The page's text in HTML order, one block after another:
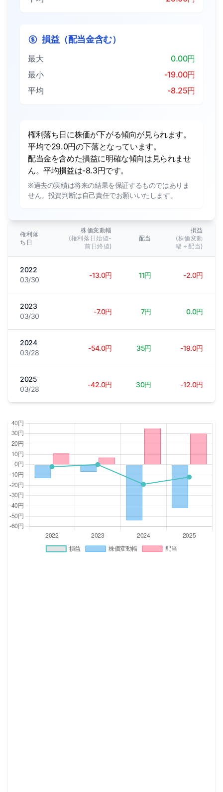
損益（配当金含む）
最大
0.00円
最小
-19.00円
平均
-8.25円
権利落ち日に株価が下がる傾向が見られます。
平均で29.0円の下落となっています。
配当金を含めた損益に明確な傾向は見られませ
ん。平均損益は-8.3円です。
※過去の実績は将来の結果を保証するものではありま
せん。投資判断は自己責任でお願いいたします。
権利落
ち日
株価変動幅
(権利落日始値-
前日終値)
配当
損益
(株価変動
幅＋配当)
2022
03/30
-13.0円 11円 -2.0円
2023
03/30
-7.0円 7円 0.0円
2024
03/28
-54.0円 35円 -19.0円
2025
03/28
-42.0円 30円 -12.0円